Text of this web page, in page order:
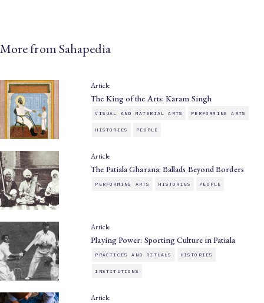
More from Sahapedia
Article
The King of the Arts: Karam Singh
VISUAL AND MATERIAL ARTS PERFORMING ARTS
HISTORIES PEOPLE
Article
The Patiala Gharana: Ballads Beyond Borders
PERFORMING ARTS HISTORIES PEOPLE
Article
Playing Power: Sporting Culture in Patiala
PRACTICES AND RITUALS HISTORIES
INSTITUTIONS
Article